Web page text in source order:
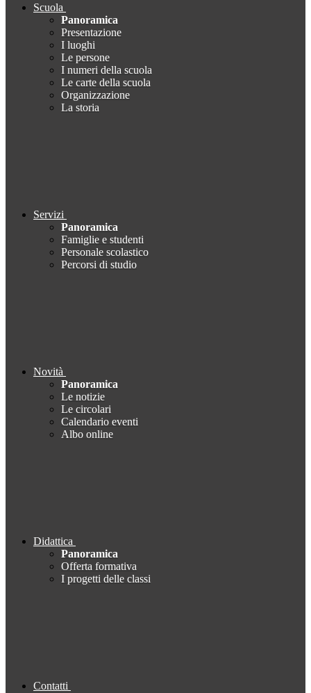
Scuola
Panoramica
Presentazione
I luoghi
Le persone
I numeri della scuola
Le carte della scuola
Organizzazione
La storia
Servizi
Panoramica
Famiglie e studenti
Personale scolastico
Percorsi di studio
Novità
Panoramica
Le notizie
Le circolari
Calendario eventi
Albo online
Didattica
Panoramica
Offerta formativa
I progetti delle classi
Contatti